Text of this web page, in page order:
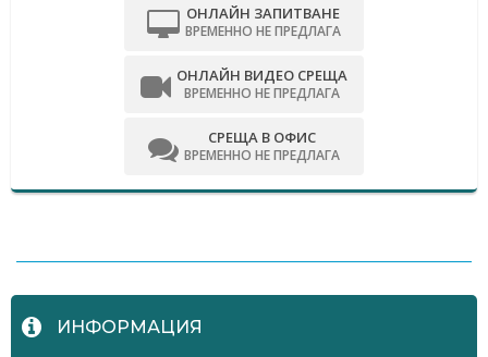
ОНЛАЙН ЗАПИТВАНЕ
ВРЕМЕННО НЕ ПРЕДЛАГА
ОНЛАЙН ВИДЕО СРЕЩА
ВРЕМЕННО НЕ ПРЕДЛАГА
СРЕЩА В ОФИС
ВРЕМЕННО НЕ ПРЕДЛАГА
ИНФОРМАЦИЯ